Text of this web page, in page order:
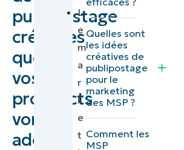
publipostage
créatives
que
vos
prospects
vont
adorer
idées pour
des
campagnes
marketing
par mailing
postal qui
L
e
m
a
r
k
e
t
Quelles sont
les idées
créatives de
publipostage
pour le
marketing
des MSP ?
Comment les
MSP